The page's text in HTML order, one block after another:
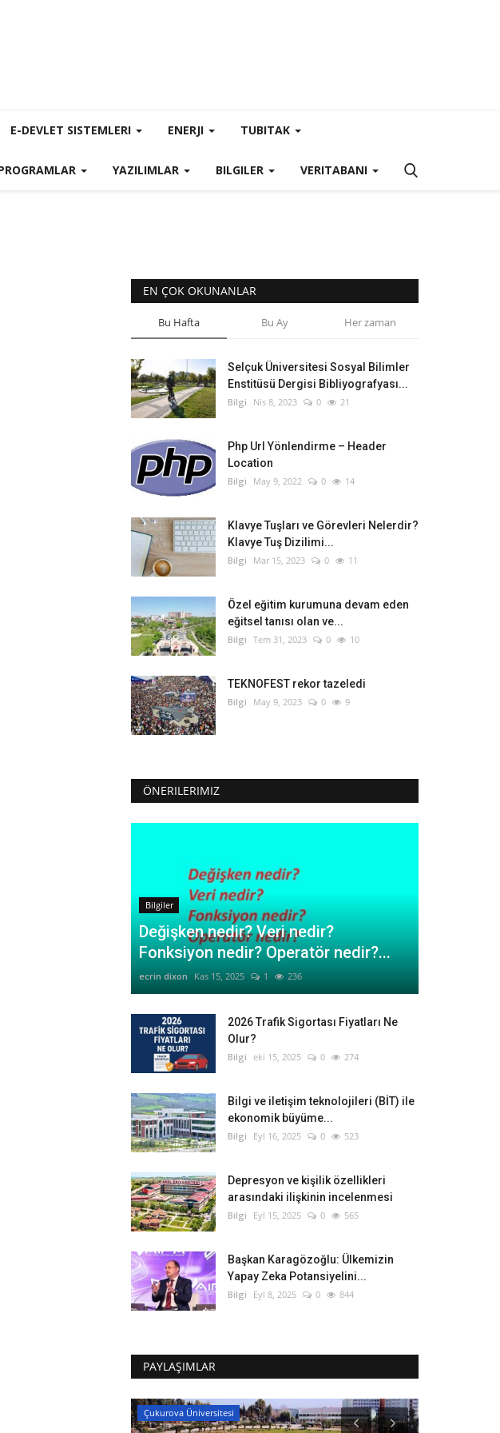
E-DEVLET SISTEMLERI ENERJI TUBITAK
YAZILIMLAR BILGILER VERITABANI
EN ÇOK OKUNANLAR
Bu Hafta Bu Ay Her zaman
Selçuk Üniversitesi Sosyal Bilimler
Enstitüsü Dergisi Bibliyografyası...
Bilgi Nis 8, 2023 0 21
Php Url Yönlendirme – Header
Location
Bilgi May 9, 2022 0 14
Klavye Tuşları ve Görevleri Nelerdir?
Klavye Tuş Dizilimi...
Bilgi Mar 15, 2023 0 11
Özel eğitim kurumuna devam eden
eğitsel tanısı olan ve...
Bilgi Tem 31, 2023 0 10
TEKNOFEST rekor tazeledi
Bilgi May 9, 2023 0 9
ÖNERILERIMIZ
Bilgiler
Değişken nedir? Veri nedir?
Fonksiyon nedir? Operatör nedir?...
ecrin dixon Kas 15, 2025 1 236
2026 Trafik Sigortası Fiyatları Ne
Olur?
Bilgi eki 15, 2025 0 274
Bilgi ve iletişim teknolojileri (BİT) ile
ekonomik büyüme...
Bilgi Eyl 16, 2025 0 523
Depresyon ve kişilik özellikleri
arasındaki ilişkinin incelenmesi
Bilgi Eyl 15, 2025 0 565
Başkan Karagözoğlu: Ülkemizin
Yapay Zeka Potansiyelini...
Bilgi Eyl 8, 2025 0 844
PAYLAŞIMLAR
Çukurova Üniversitesi